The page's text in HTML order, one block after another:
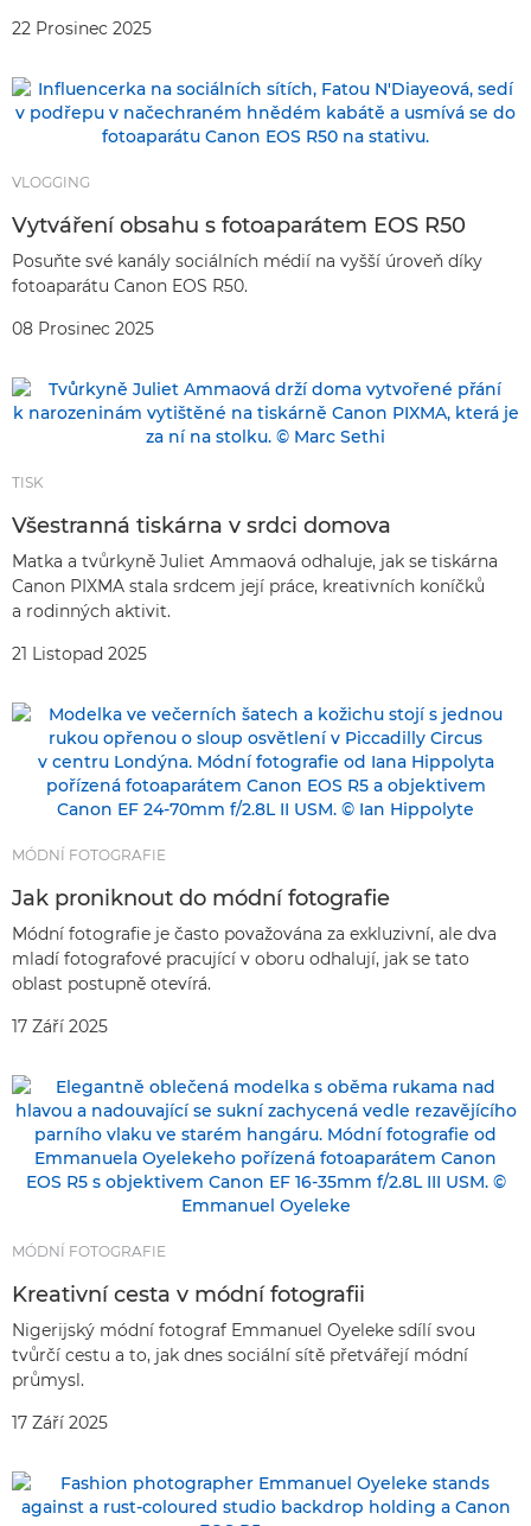
22 Prosinec 2025
VLOGGING
Vytváření obsahu s fotoaparátem EOS R50
Posuňte své kanály sociálních médií na vyšší úroveň díky
fotoaparátu Canon EOS R50.
08 Prosinec 2025
TISK
Všestranná tiskárna v srdci domova
Matka a tvůrkyně Juliet Ammaová odhaluje, jak se tiskárna
Canon PIXMA stala srdcem její práce, kreativních koníčků
a rodinných aktivit.
21 Listopad 2025
MÓDNÍ FOTOGRAFIE
Jak proniknout do módní fotografie
Módní fotografie je často považována za exkluzivní, ale dva
mladí fotografové pracující v oboru odhalují, jak se tato
oblast postupně otevírá.
17 Září 2025
MÓDNÍ FOTOGRAFIE
Kreativní cesta v módní fotografii
Nigerijský módní fotograf Emmanuel Oyeleke sdílí svou
tvůrčí cestu a to, jak dnes sociální sítě přetvářejí módní
průmysl.
17 Září 2025